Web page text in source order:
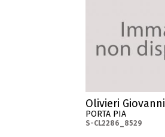
Olivieri Giovanni
PORTA PIA
S-CL2286_8529